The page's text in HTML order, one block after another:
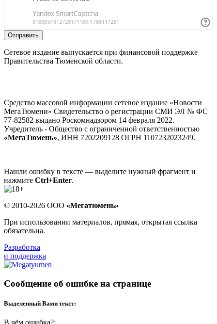
Отправить
Сетевое издание выпускается при финансовой поддержке
Правительства Тюменской области.
Средство массовой информации сетевое издание «Новости
МегаТюмени» Свидетельство о регистрации СМИ ЭЛ № ФС
77-82582 выдано Роскомнадзором 14 февраля 2022.
Учредитель - Общество с ограниченной ответственностью
«МегаТюмень», ИНН 7202209128 ОГРН 1107232023249.
Нашли ошибку в тексте — выделите нужный фрагмент и
нажмите Ctrl+Enter.
© 2010-2026 ООО «Мегатюмень»
При использовании материалов, прямая, открытая ссылка
обязательна.
Разработка
и поддержка
Сообщение об ошибке на странице
Выделенный Вами текст:
В чём ошибка?: